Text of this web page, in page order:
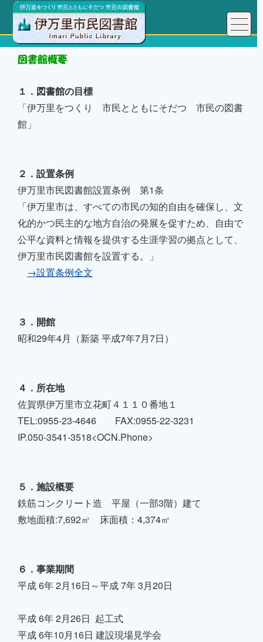
１．図書館の目標
「伊万里をつくり 市民とともにそだつ 市民の図書
館」
２．設置条例
伊万里市民図書館設置条例 第1条
「伊万里市は、すべての市民の知的自由を確保し、文
化的かつ民主的な地方自治の発展を促すため、自由で
公平な資料と情報を提供する生涯学習の拠点として、
伊万里市民図書館を設置する。」
→設置条例全文
３．開館
昭和29年4月（新築 平成7年7月7日）
４．所在地
佐賀県伊万里市立花町４１１０番地１
TEL:0955-23-4646 FAX:0955-22-3231
IP.050-3541-3518<OCN.Phone>
５．施設概要
鉄筋コンクリート造 平屋（一部3階）建て
敷地面積:7,692㎡ 床面積：4,374㎡
６．事業期間
平成 6年 2月16日～平成 7年 3月20日
平成 6年 2月26日 起工式
平成 6年10月16日 建設現場見学会